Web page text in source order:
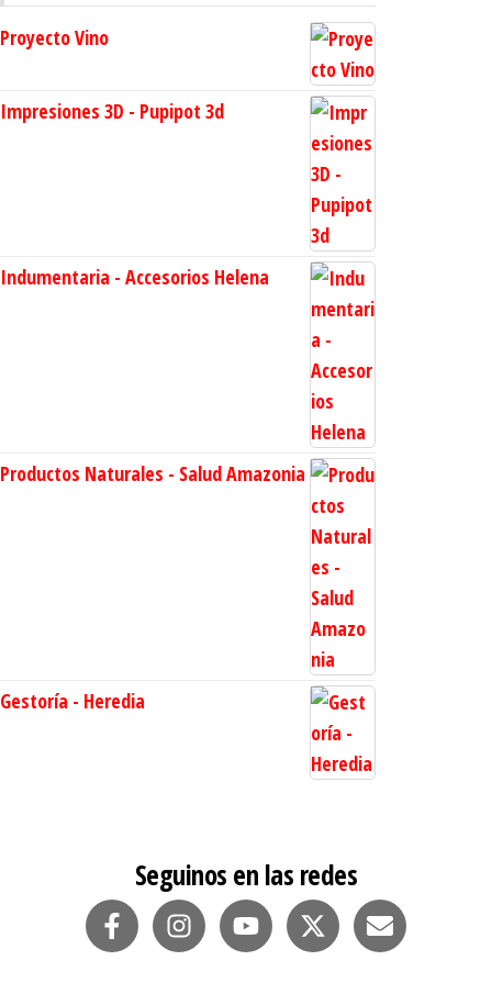
Proyecto Vino
Impresiones 3D - Pupipot 3d
Indumentaria - Accesorios Helena
Productos Naturales - Salud Amazonia
Gestoría - Heredia
Seguinos en las redes